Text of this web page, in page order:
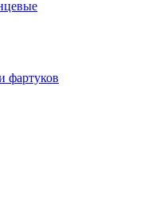
фартуков